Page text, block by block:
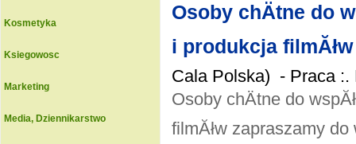
Kosmetyka
Ksiegowosc
Marketing
Media, Dziennikarstwo
Osoby chÄtne do
i produkcja filmĂłw
Cala Polska) - Praca :.
Osoby chÄtne do
filmĂłw zapraszamy do